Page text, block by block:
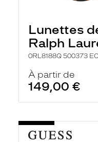
Lunettes
Ralph
0RL8188Q 500373
À partir de
149,00 €